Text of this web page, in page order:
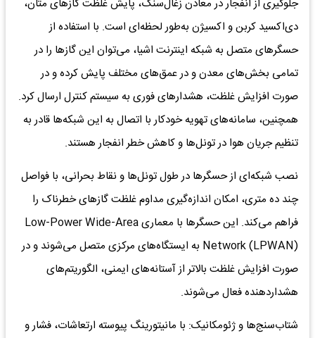
جلوگیری از انفجار در معادن زغال‌سنگ، پایش غلظت گازهای متان،
دی‌اکسید کربن و اکسیژن به‌طور لحظه‌ای است. با استفاده از
حسگرهای متصل به شبکه اینترنت اشیا، می‌توان این گازها را در
تمامی بخش‌های معدن و در عمق‌های مختلف پایش کرده و در
صورت افزایش غلظت، هشدارهای فوری به سیستم کنترل ارسال کرد.
همچنین، سامانه‌های تهویه خودکار با اتصال به این شبکه‌ها قادر به
تنظیم جریان هوا در تونل‌ها و کاهش خطر انفجار هستند.
نصب شبکه‌ای از حسگرها در طول تونل‌ها و نقاط بحرانی، با فواصل
چند ده متری، امکان اندازه‌گیری مداوم غلظت گازهای خطرناک را
فراهم می‌کند. این حسگرها با معماری Low-Power Wide-Area
Network (LPWAN) به ایستگاه‌های مرکزی متصل می‌شوند و در
صورت افزایش غلظت بالاتر از آستانه‌های ایمنی، الگوریتم‌های
هشداردهنده فعال می‌شوند.
شتاب‌سنج‌ها و ژئومکانیک: با مانیتورینگ پیوسته ارتعاشات، فشار و